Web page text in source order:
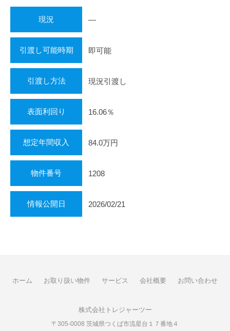
現況 ―
引渡し可能時期 即可能
引渡し方法 現況引渡し
表面利回り 16.06％
想定年間収入 84.0万円
物件番号 1208
情報公開日 2026/02/21
ホーム お取り扱い物件 サービス 会社概要 お問い合わせ
株式会社トレジャーツー
〒305-0008 茨城県つくば市流星台１７番地４